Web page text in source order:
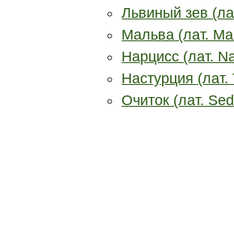
Львиный зев
Мальва (лат.
Нарцисс (лат.
Настурция (лат.
Очиток (лат.